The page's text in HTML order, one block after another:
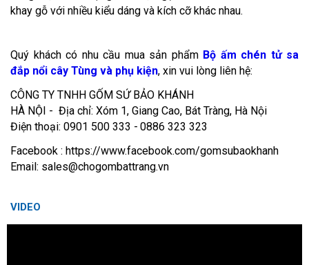
khay gỗ với nhiều kiểu dáng và kích cỡ khác nhau.
Quý khách có nhu cầu mua sản phẩm Bộ ấm chén tử sa
đắp nổi cây Tùng và phụ kiện, xin vui lòng liên hệ:
CÔNG TY TNHH GỐM SỨ BẢO KHÁNH
HÀ NỘI - Địa chỉ: Xóm 1, Giang Cao, Bát Tràng, Hà Nội
Điện thoại: 0901 500 333 - 0886 323 323
Facebook : https://www.facebook.com/gomsubaokhanh
Email: sales@chogombattrang.vn
VIDEO